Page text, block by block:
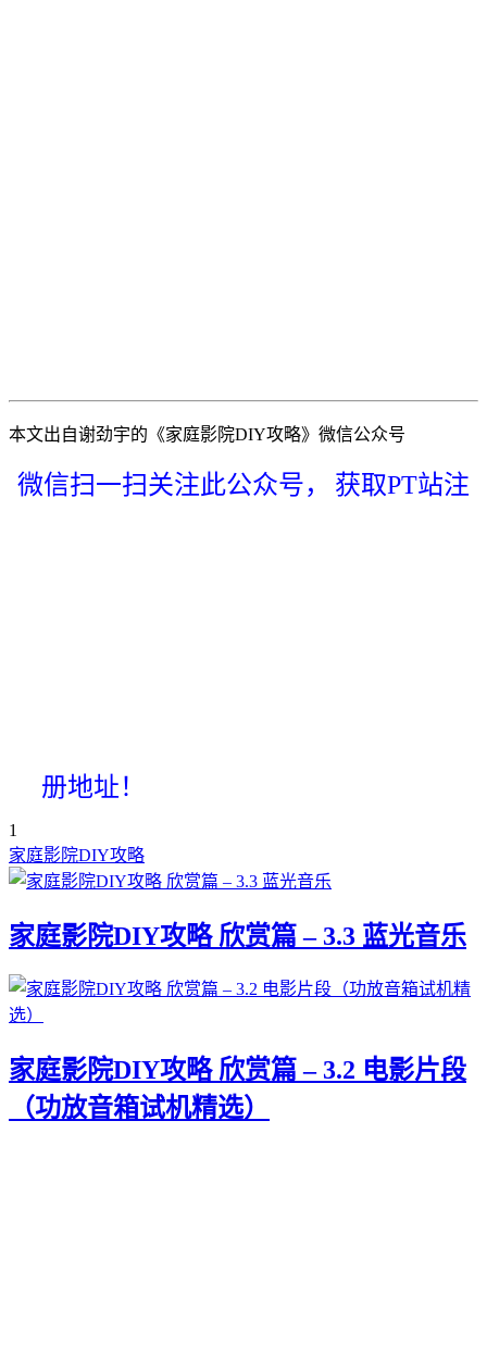
本文出自谢劲宇的《家庭影院DIY攻略》微信公众号
微信扫一扫关注此公众号， 获取PT站注
册地址！
1
家庭影院DIY攻略
家庭影院DIY攻略 欣赏篇 – 3.3 蓝光音乐
家庭影院DIY攻略 欣赏篇 – 3.2 电影片段
（功放音箱试机精选）